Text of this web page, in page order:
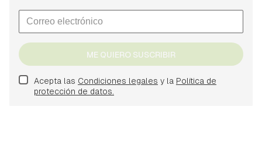
ME QUIERO SUSCRIBIR
Acepta las Condiciones legales y la Política de
protección de datos.